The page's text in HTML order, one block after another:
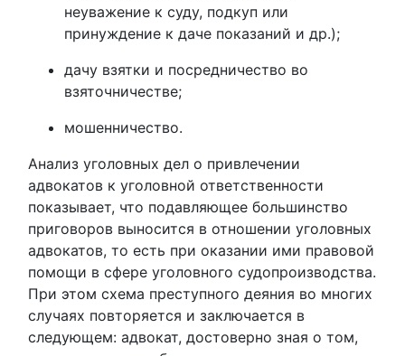
неуважение к суду, подкуп или
принуждение к даче показаний и др.);
дачу взятки и посредничество во
взяточничестве;
мошенничество.
Анализ уголовных дел о привлечении
адвокатов к уголовной ответственности
показывает, что подавляющее большинство
приговоров выносится в отношении уголовных
адвокатов, то есть при оказании ими правовой
помощи в сфере уголовного судопроизводства.
При этом схема преступного деяния во многих
случаях повторяется и заключается в
следующем: адвокат, достоверно зная о том,